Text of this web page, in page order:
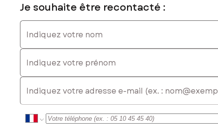
Je souhaite être recontacté :
Indiquez votre nom
Indiquez votre prénom
E-mail